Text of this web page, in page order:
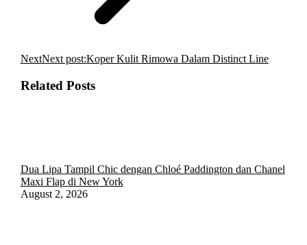
NextNext post:Koper Kulit Rimowa Dalam Distinct Line
Related Posts
Dua Lipa Tampil Chic dengan Chloé Paddington dan Chanel
Maxi Flap di New York
August 2, 2026